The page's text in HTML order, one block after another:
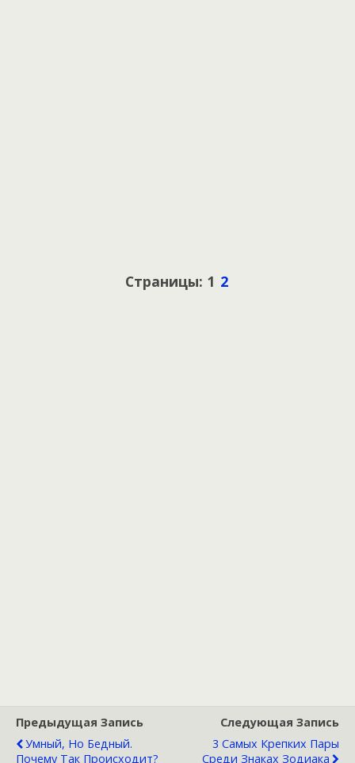
Страницы: 1 2
Предыдущая Запись
Умный, Но Бедный.
Почему Так Происходит?
Следующая Запись
3 Самых Крепких Пары
Среди Знаках Зодиака